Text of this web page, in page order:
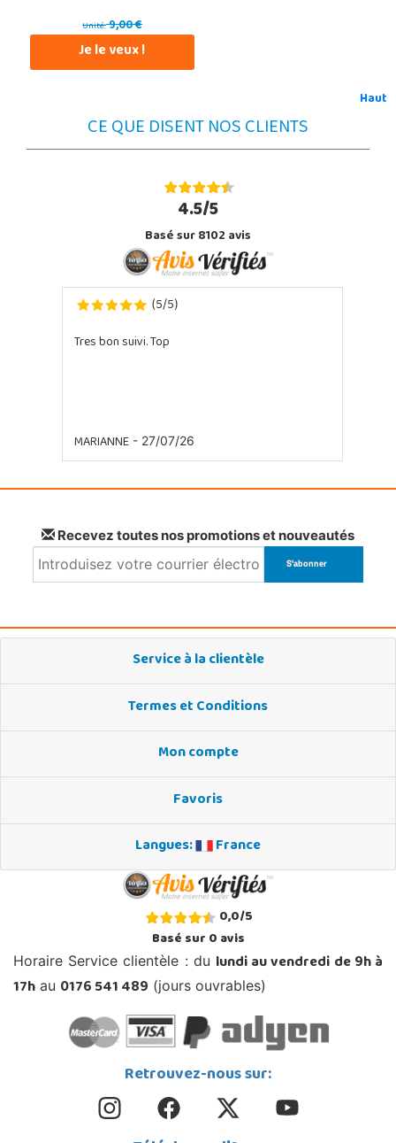
Unité:9,00 €
Je le veux !
Haut
CE QUE DISENT NOS CLIENTS
4.5/5
Basé sur 8102 avis
(5/5)
Tres bon suivi. Top
MARIANNE- 27/07/26
Recevez toutes nos promotions et nouveautés
Service à la clientèle
Termes et Conditions
Mon compte
Favoris
Langues:
France
0,0/5
Basé sur0avis
Horaire Service clientèle : du lundi au vendredi de 9h à
17h au 0176 541 489 (jours ouvrables)
Retrouvez-nous sur: